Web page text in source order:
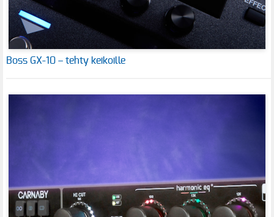
Boss GX-10 – tehty keikoille